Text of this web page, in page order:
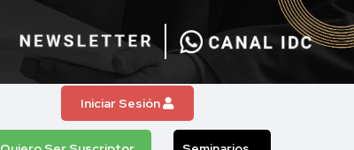
Iniciar Sesión